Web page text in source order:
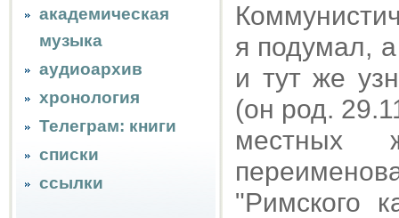
академическая
музыка
аудиоархив
хронология
Телеграм: книги
списки
ссылки
я подумал,
и тут же
(он род.
местных
"Римского